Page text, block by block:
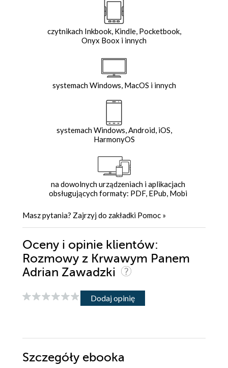
czytnikach Inkbook, Kindle, Pocketbook,
Onyx Boox i innych
systemach Windows, MacOS i innych
systemach Windows, Android, iOS,
HarmonyOS
na dowolnych urządzeniach i aplikacjach
obsługujących formaty: PDF, EPub, Mobi
Masz pytania? Zajrzyj do zakładki Pomoc »
Oceny i opinie klientów:
Rozmowy z Krwawym Panem
Adrian Zawadzki
Dodaj opinię
Szczegóły ebooka